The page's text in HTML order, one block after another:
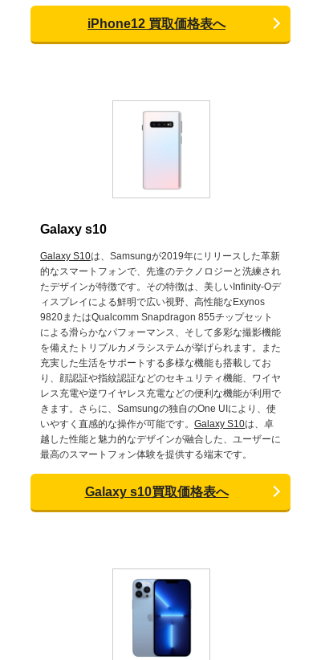
iPhone12 買取価格表へ
Galaxy s10
Galaxy S10は、Samsungが2019年にリリースした革新
的なスマートフォンで、先進のテクノロジーと洗練され
たデザインが特徴です。その特徴は、美しいInfinity-Oデ
ィスプレイによる鮮明で広い視野、高性能なExynos
9820またはQualcomm Snapdragon 855チップセット
による滑らかなパフォーマンス、そして多彩な撮影機能
を備えたトリプルカメラシステムが挙げられます。また
充実した生活をサポートする多様な機能も搭載してお
り、顔認証や指紋認証などのセキュリティ機能、ワイヤ
レス充電や逆ワイヤレス充電などの便利な機能が利用で
きます。さらに、Samsungの独自のOne UIにより、使
いやすく直感的な操作が可能です。 Galaxy S10は、卓
越した性能と魅力的なデザインが融合した、ユーザーに
最高のスマートフォン体験を提供する端末です。
Galaxy s10買取価格表へ